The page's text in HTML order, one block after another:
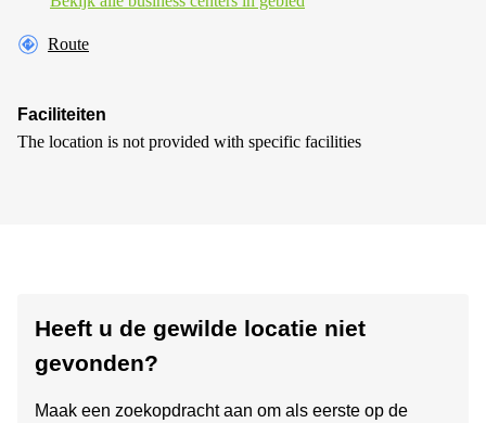
Route
Faciliteiten
The location is not provided with specific facilities
Heeft u de gewilde locatie niet
gevonden?
Maak een zoekopdracht aan om als eerste op de